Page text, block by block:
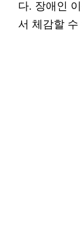
다. 장애인
서 체감할 수